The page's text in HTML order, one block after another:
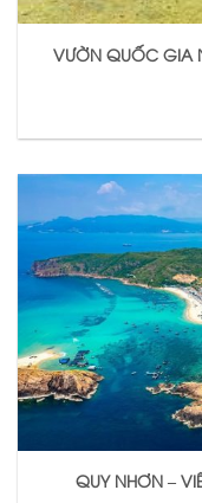
VƯỜN QUỐC GIA
QUY NHƠN –